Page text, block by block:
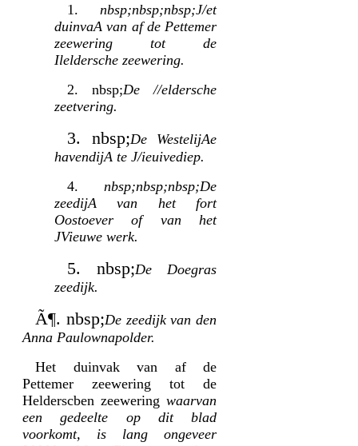
1. nbsp;nbsp;nbsp;J/et
duinvaA van af de Pettemer
zeewering tot de
Ileldersche zeewering.
2. nbsp;De //eldersche
zeetvering.
3. nbsp;De WestelijAe
havendijA te J/ieuivediep.
4. nbsp;nbsp;nbsp;De
zeedijA van het fort
Oostoever of van het
JVieuwe werk.
5. nbsp;De Doegras
zeedijk.
Ã¶. nbsp;De zeedijk van den
Anna Paulownapolder.
Het duinvak van af de
Pettemer zeewering tot de
Helderscben zeewering waarvan
een gedeelte op dit blad
voorkomt, is lang ongeveer